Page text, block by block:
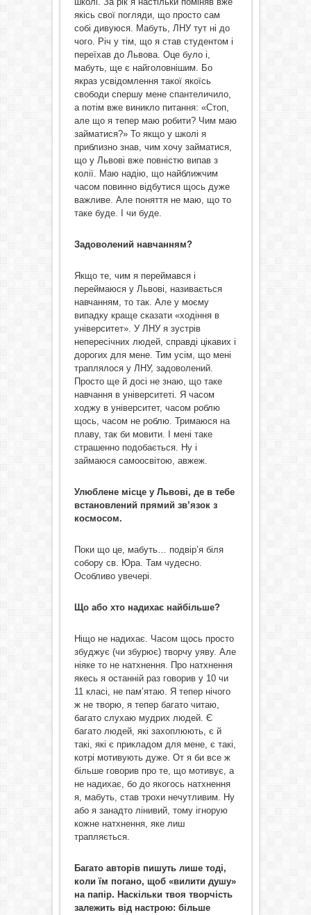
якісь свої погляди, що просто сам
собі дивуюся. Мабуть, ЛНУ тут ні до
чого. Річ у тім, що я став студентом і
переїхав до Львова. Оце було і,
мабуть, ще є найголовнішим. Бо
якраз усвідомлення такої якоїсь
свободи спершу мене спантеличило,
а потім вже виникло питання: «Стоп,
але що я тепер маю робити? Чим маю
займатися?» То якщо у школі я
приблизно знав, чим хочу займатися,
що у Львові вже повністю випав з
колії. Маю надію, що найближчим
часом повинно відбутися щось дуже
важливе. Але поняття не маю, що то
таке буде. І чи буде.
Задоволений навчанням?
Якщо те, чим я переймався і
переймаюся у Львові, називається
навчанням, то так. Але у моєму
випадку краще сказати «ходіння в
університет». У ЛНУ я зустрів
непересічних людей, справді цікавих і
дорогих для мене. Тим усім, що мені
траплялося у ЛНУ, задоволений.
Просто ще й досі не знаю, що таке
навчання в університеті. Я часом
ходжу в університет, часом роблю
щось, часом не роблю. Тримаюся на
плаву, так би мовити. І мені таке
страшенно подобається. Ну і
займаюся самоосвітою, авжеж.
Улюблене місце у Львові, де в тебе
встановлений прямий зв’язок з
космосом.
Поки що це, мабуть… подвір’я біля
собору св. Юра. Там чудесно.
Особливо увечері.
Що або хто надихає найбільше?
Ніщо не надихає. Часом щось просто
збуджує (чи збурює) творчу уяву. Але
ніяке то не натхнення. Про натхнення
якесь я останній раз говорив у 10 чи
11 класі, не пам’ятаю. Я тепер нічого
ж не творю, я тепер багато читаю,
багато слухаю мудрих людей. Є
багато людей, які захоплюють, є й
такі, які є прикладом для мене, є такі,
котрі мотивують дуже. От я би все ж
більше говорив про те, що мотивує, а
не надихає, бо до якогось натхнення
я, мабуть, став трохи нечутливим. Ну
або я занадто лінивий, тому ігнорую
кожне натхнення, яке лиш
трапляється.
Багато авторів пишуть лише тоді,
коли їм погано, щоб «вилити душу»
на папір. Наскільки твоя творчість
залежить від настрою: більше